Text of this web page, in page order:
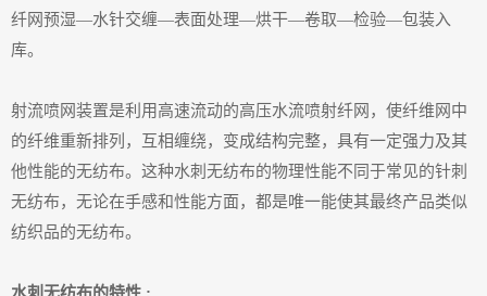
纤网预湿—水针交缠—表面处理—烘干—卷取—检验—包装入
库。
射流喷网装置是利用高速流动的高压水流喷射纤网，使纤维网中
的纤维重新排列，互相缠绕，变成结构完整，具有一定强力及其
他性能的无纺布。这种水刺无纺布的物理性能不同于常见的针刺
无纺布，无论在手感和性能方面，都是唯一能使其最终产品类似
纺织品的无纺布。